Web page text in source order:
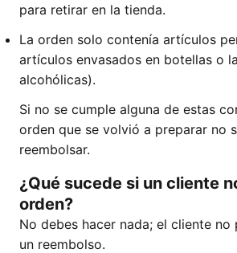
para retirar en la tienda.
La orden solo contenía artículos
artículos envasados en botellas o
alcohólicas).
Si no se cumple alguna de estas
orden que se volvió a preparar no
reembolsar.
¿Qué sucede si un cliente
orden?
No debes hacer nada; el cliente no
un reembolso.